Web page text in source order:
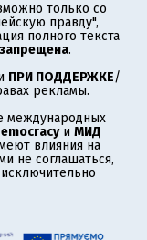
только со
правду",
полного текста
запрещена.
ПРИ ПОДДЕРЖКЕ/
рекламы.
международных
и МИД
влияния на
не соглашаться,